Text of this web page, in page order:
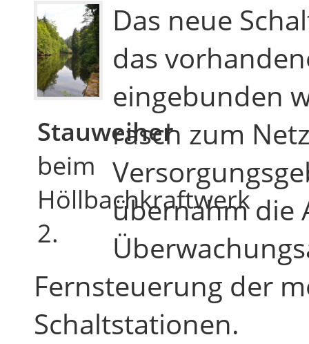
Stauweiher
beim
Höllbachkraftwerk
2.
Das neue
das
eingebunden
rasch zum
übernahm die
Fernsteuerung der
Schaltstationen.